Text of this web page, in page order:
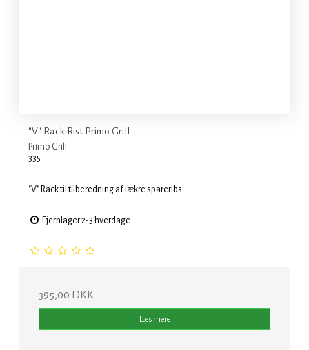
"V" Rack Rist Primo Grill
Primo Grill
335
"V" Rack til tilberedning af lækre spareribs
Fjernlager 2-3 hverdage
395,00 DKK
Læs mere